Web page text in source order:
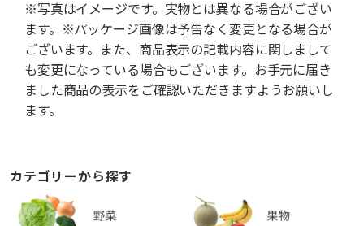
※写真はイメージです。実物とは異なる場合がござい
ます。※パッケージ画像は予告なく変更となる場合が
ございます。また、商品表示の記載内容に関しまして
も変更になっている場合もございます。お手元に届き
ました商品の表示をご確認いただきますようお願いし
ます。
カテゴリーから探す